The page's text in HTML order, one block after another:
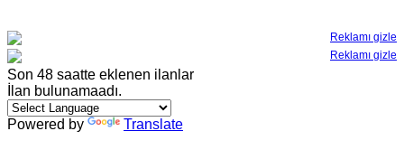
Reklamı gizle
Reklamı gizle
Son 48 saatte eklenen ilanlar
İlan bulunamaadı.
Powered by Translate